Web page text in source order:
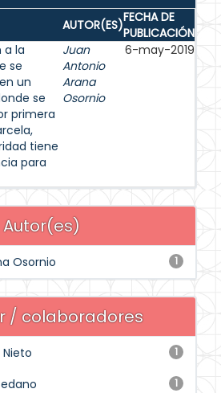
AUTOR(ES)FECHA DE
PUBLICACIÓN
a la
se
un
se
primera
tiene
para
Juan
Antonio
Arana
Osornio
6-may-2019
Autor(es)
1
Osornio
/ colaboradores
1
1